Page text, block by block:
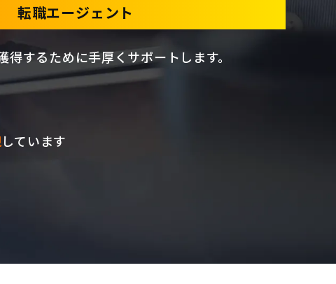
転職エージェント
するために手厚くサポートします。
しています